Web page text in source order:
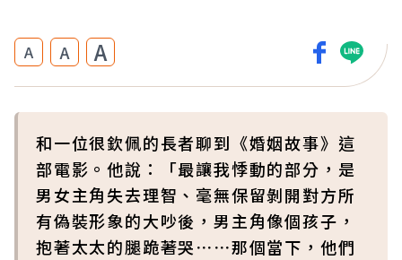
A A A
和一位很欽佩的長者聊到《婚姻故事》這
部電影。他說：「最讓我悸動的部分，是
男女主角失去理智、毫無保留剝開對方所
有偽裝形象的大吵後，男主角像個孩子，
抱著太太的腿跪著哭⋯⋯那個當下，他們